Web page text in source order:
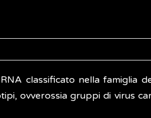
classificato nella famiglia
ovverossia gruppi di virus